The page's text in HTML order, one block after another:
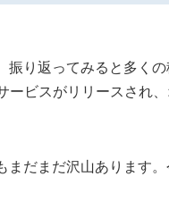
り返ってみると多く
ビスがリリースされ
だまだ沢山あります